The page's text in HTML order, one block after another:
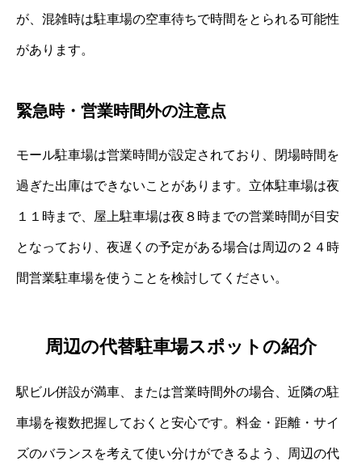
が、混雑時は駐車場の空車待ちで時間をとられる可能性
があります。
緊急時・営業時間外の注意点
モール駐車場は営業時間が設定されており、閉場時間を
過ぎた出庫はできないことがあります。立体駐車場は夜
１１時まで、屋上駐車場は夜８時までの営業時間が目安
となっており、夜遅くの予定がある場合は周辺の２４時
間営業駐車場を使うことを検討してください。
周辺の代替駐車場スポットの紹介
駅ビル併設が満車、または営業時間外の場合、近隣の駐
車場を複数把握しておくと安心です。料金・距離・サイ
ズのバランスを考えて使い分けができるよう、周辺の代